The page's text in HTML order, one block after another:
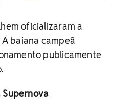
oficializaram a
baiana campeã
publicamente
Supernova